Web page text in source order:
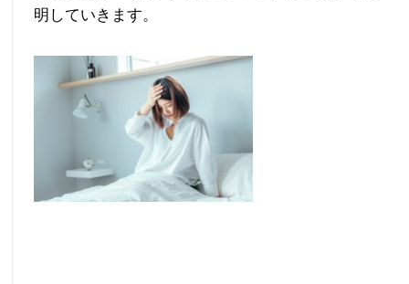
ノ
ド
れ・
う
明していきます。